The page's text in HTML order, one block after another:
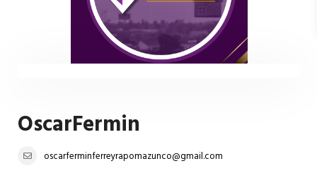
OscarFermin
oscarferminferreyrapomazunco@gmail.com